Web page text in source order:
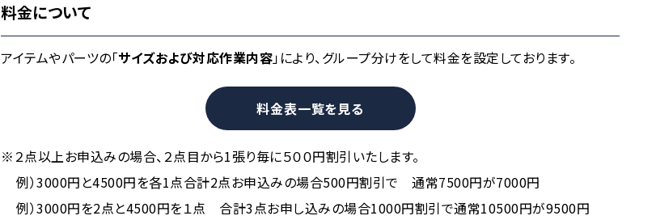
料金について
アイテムやパーツの「サイズおよび対応作業内容」により、グループ分けをして料金を設定しております。
料金表一覧を見る
※２点以上お申込みの場合、２点目から1張り毎に５００円割引いたします。
例）3000円と4500円を各1点合計2点お申込みの場合500円割引で 通常7500円が7000円
例）3000円を2点と4500円を１点 合計3点お申し込みの場合1000円割引で通常10500円が9500円